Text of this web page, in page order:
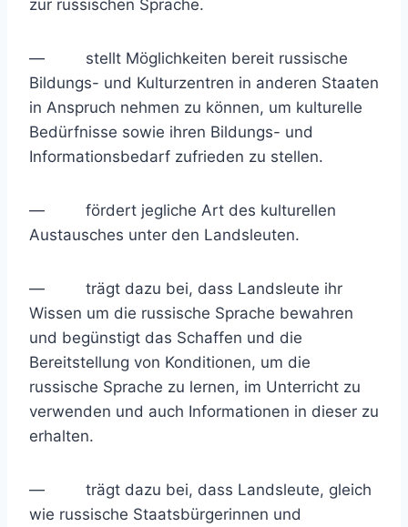
zur russischen Sprache.
— stellt Möglichkeiten bereit russische
Bildungs- und Kulturzentren in anderen Staaten
in Anspruch nehmen zu können, um kulturelle
Bedürfnisse sowie ihren Bildungs- und
Informationsbedarf zufrieden zu stellen.
— fördert jegliche Art des kulturellen
Austausches unter den Landsleuten.
— trägt dazu bei, dass Landsleute ihr
Wissen um die russische Sprache bewahren
und begünstigt das Schaffen und die
Bereitstellung von Konditionen, um die
russische Sprache zu lernen, im Unterricht zu
verwenden und auch Informationen in dieser zu
erhalten.
— trägt dazu bei, dass Landsleute, gleich
wie russische Staatsbürgerinnen und